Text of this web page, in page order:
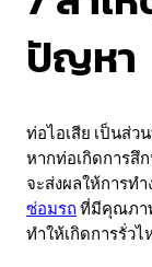
ปัญหา
ท่อไอเสีย เป็นส่
หากท่อเกิดการสึ
จะส่งผลให้การท
ซ่อมรถที่มีคุณภา
ทำให้เกิดการรั่ว